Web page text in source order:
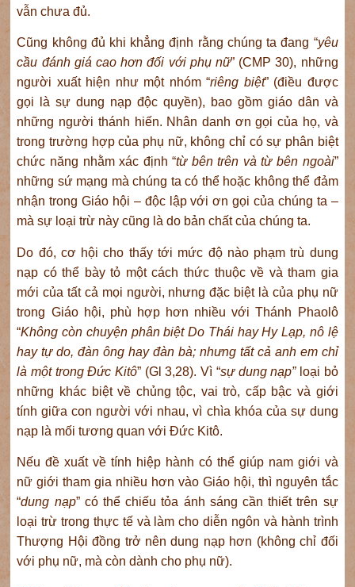
vẫn chưa đủ.
Cũng không đủ khi khẳng định rằng chúng ta đang “yêu
cầu đánh giá cao hơn đối với phụ nữ” (CMP 30), những
người xuất hiện như một nhóm “riêng biệt” (điều được
gọi là sự dung nạp độc quyền), bao gồm giáo dân và
những người thánh hiến. Nhân danh ơn gọi của họ, và
trong trường hợp của phụ nữ, không chỉ có sự phân biệt
chức năng nhằm xác định “từ bên trên và từ bên ngoài”
những sứ mạng mà chúng ta có thể hoặc không thể đảm
nhận trong Giáo hội – độc lập với ơn gọi của chúng ta –
mà sự loại trừ này cũng là do bản chất của chúng ta.
Do đó, cơ hội cho thấy tới mức độ nào phạm trù dung
nạp có thể bày tỏ một cách thức thuộc về và tham gia
mới của tất cả mọi người, nhưng đặc biệt là của phụ nữ
trong Giáo hội, phù hợp hơn nhiều với Thánh Phaolô
“Không còn chuyện phân biệt Do Thái hay Hy Lạp, nô lệ
hay tự do, đàn ông hay đàn bà; nhưng tất cả anh em chỉ
là một trong Ðức Kitô” (Gl 3,28). Vì “sự dung nạp”loại bỏ
những khác biệt về chủng tộc, vai trò, cấp bậc và giới
tính giữa con người với nhau, vì chìa khóa của sự dung
nạp là mối tương quan với Đức Kitô.
Nếu đề xuất về tính hiệp hành có thể giúp nam giới và
nữ giới tham gia nhiều hơn vào Giáo hội, thì nguyên tắc
“dung nạp” có thể chiếu tỏa ánh sáng cần thiết trên sự
loại trừ trong thực tế và làm cho diễn ngôn và hành trình
Thượng Hội đồng trở nên dung nạp hơn (không chỉ đối
với phụ nữ, mà còn dành cho phụ nữ).